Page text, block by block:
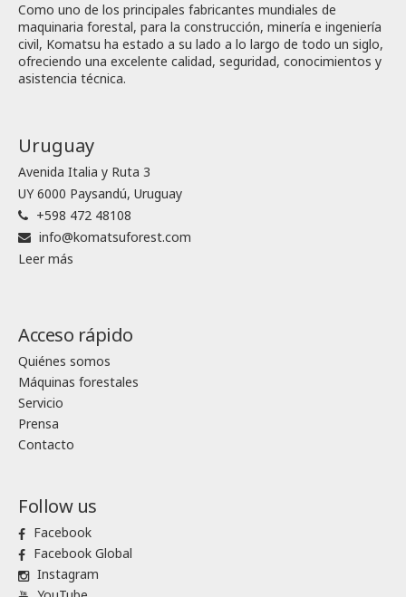
Como uno de los principales fabricantes mundiales de
maquinaria forestal, para la construcción, minería e ingeniería
civil, Komatsu ha estado a su lado a lo largo de todo un siglo,
ofreciendo una excelente calidad, seguridad, conocimientos y
asistencia técnica.
Uruguay
Avenida Italia y Ruta 3
UY 6000 Paysandú, Uruguay
+598 472 48108
info@komatsuforest.com
Leer más
Acceso rápido
Quiénes somos
Máquinas forestales
Servicio
Prensa
Contacto
Follow us
Facebook
Facebook Global
Instagram